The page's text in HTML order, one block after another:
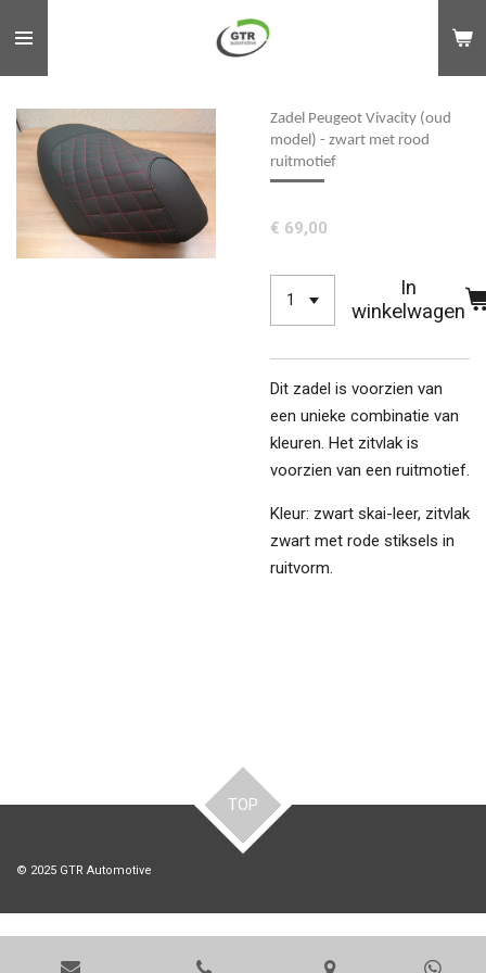
direct
naar
de
hoofdinhoud
Zadel Peugeot Vivacity (oud
model) - zwart met rood
ruitmotief
€ 69,00
In
winkelwagen
Dit zadel is voorzien van
een unieke combinatie van
kleuren. Het zitvlak is
voorzien van een ruitmotief.
Kleur: zwart skai-leer, zitvlak
zwart met rode stiksels in
ruitvorm.
TOP
© 2025 GTR Automotive